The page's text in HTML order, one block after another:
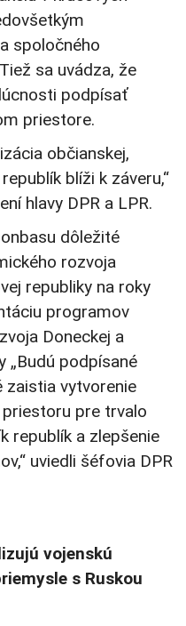
spoločného
sa uvádza, že
podpísať
priestore.
občianskej,
blíži k záveru,“
hlavy DPR a LPR.
dôležité
rozvoja
republiky na roky
programov
Doneckej a
„Budú podpísané
zaistia vytvorenie
pre trvalo
republík a zlepšenie
uviedli šéfovia DPR
vojenskú
s Ruskou